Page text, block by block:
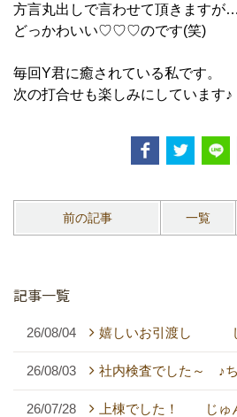
方言丸出しで言わせて頂きますが…
どっかわいい♡♡♡のです(笑)
毎回Y君に癒されている私です。
次の打合せも楽しみにしています♪
前の記事 一覧
記事一覧
26/08/04 嬉しいお引渡し じ
26/08/03 社内検査でした～ ♪
26/07/28 上棟でした！ じゅ